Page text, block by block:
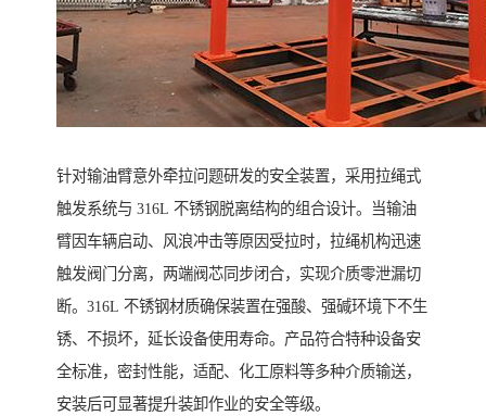
针对输油臂意外牵拉问题研发的安全装置，采用拉绳式
触发系统与 316L 不锈钢脱离结构的组合设计。当输油
臂因车辆启动、风浪冲击等原因受拉时，拉绳机构迅速
触发阀门分离，两端阀芯同步闭合，实现介质零泄漏切
断。316L 不锈钢材质确保装置在强酸、强碱环境下不生
锈、不损坏，延长设备使用寿命。产品符合特种设备安
全标准，密封性能，适配、化工原料等多种介质输送，
安装后可显著提升装卸作业的安全等级。